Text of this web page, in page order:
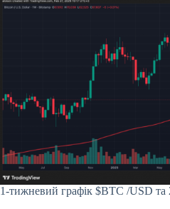
1-тижневий графік $BTC /USD та